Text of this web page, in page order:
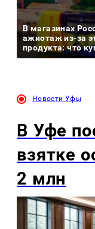
В магазинах
ажиотаж из-за
продукта: что
Новости Уфы
В Уфе
взятке
2 млн